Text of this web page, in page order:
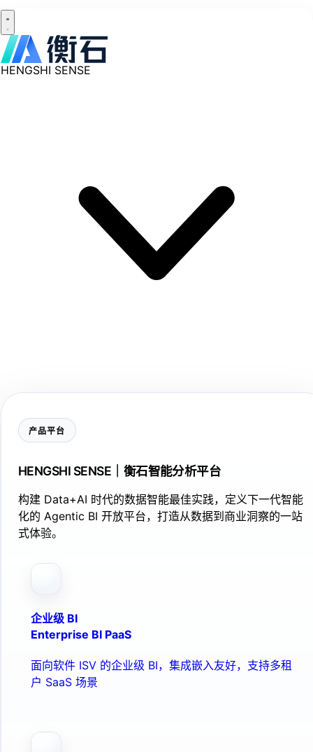
HENGSHI SENSE
产品平台
HENGSHI SENSE｜衡石智能分析平台
构建 Data+AI 时代的数据智能最佳实践，定义下一代智能
化的 Agentic BI 开放平台，打造从数据到商业洞察的一站
式体验。
企业级 BI
Enterprise BI PaaS
面向软件 ISV 的企业级 BI，集成嵌入友好，支持多租
户 SaaS 场景